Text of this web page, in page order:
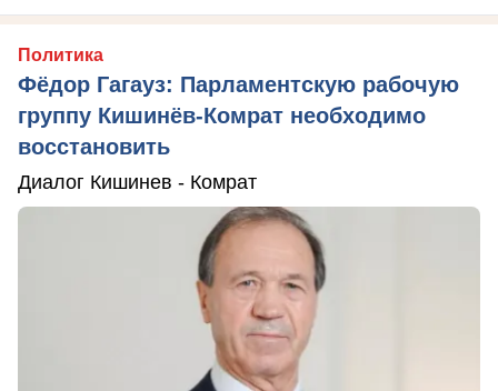
Политика
Фёдор Гагауз: Парламентскую рабочую
группу Кишинёв-Комрат необходимо
восстановить
Диалог Кишинев - Комрат